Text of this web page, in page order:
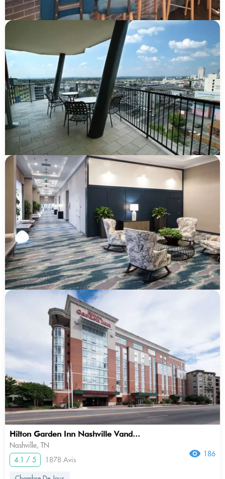
Hilton Garden Inn Nashville Vand...
Nashville, TN
4.1 / 5
1878 Avis
186